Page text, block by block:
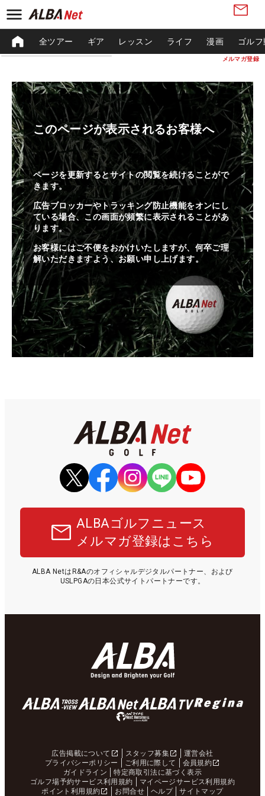
メルマガ登録
全ツアー ギア レッスン ライフ 漫画 ゴル
このページが表示されるお客様へ
ページを更新するとサイトの閲覧を続けることがで
きます。
広告ブロッカーやトラッキング防止機能をオンにし
ている場合、この画面が頻繁に表示されることがあ
ります。
お客様にはご不便をおかけいたしますが、何卒ご理
解いただきますよう、お願い申し上げます。
ALBAゴルフニュース
メルマガ登録はこちら
ALBA NetはR&Aのオフィシャルデジタルパートナー、および
USLPGAの日本公式サイトパートナーです。
広告掲載について スタッフ募集
運営会社
プライバシーポリシー
ご利用に際して
会員規約
ガイドライン
特定商取引法に基づく表示
ゴルフ場予約サービス利用規約
マイページサービス利用規約
ポイント利用規約
お問合せ ヘルプ サイトマップ